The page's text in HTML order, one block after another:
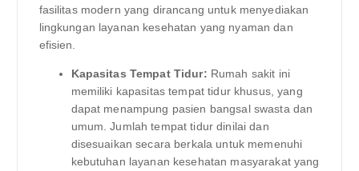
fasilitas modern yang dirancang untuk menyediakan
lingkungan layanan kesehatan yang nyaman dan
efisien.
Kapasitas Tempat Tidur: Rumah sakit ini
memiliki kapasitas tempat tidur khusus, yang
dapat menampung pasien bangsal swasta dan
umum. Jumlah tempat tidur dinilai dan
disesuaikan secara berkala untuk memenuhi
kebutuhan layanan kesehatan masyarakat yang